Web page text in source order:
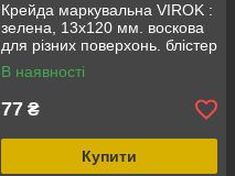
Крейда маркувальна VIROK :
зелена, 13x120 мм. воскова
для різних поверхонь. блістер
2 шт.
В наявності
77 ₴
Купити